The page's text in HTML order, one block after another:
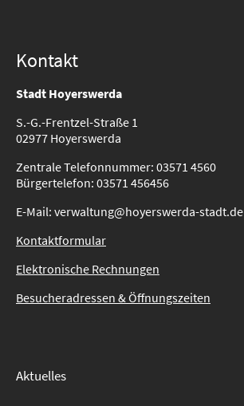
Kontakt
Stadt Hoyerswerda
S.-G.-Frentzel-Straße 1
02977 Hoyerswerda
Zentrale Telefonnummer: 03571 4560
Bürgertelefon: 03571 456456
E-Mail: verwaltung@hoyerswerda-stadt.de
Kontaktformular
Elektronische Rechnungen
Besucheradressen & Öffnungszeiten
Aktuelles